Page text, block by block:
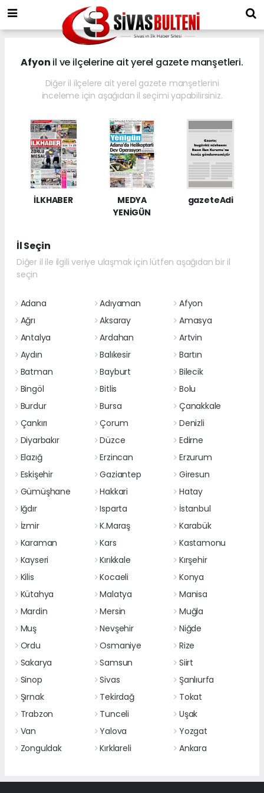
Afyon il ve ilçelerine ait yerel gazete manşetleri.
Diğer il ilçelere ait yerel gazete manşetlerini
inceleme için aşağıdan il seçimi yapabilirsiniz.
İLKHABER
MEDYA
YENİGÜN
gazeteAdi
İl Seçin
Diğer il ile ilgili veriye ulaşmak için lütfen aşağıdan bir il
seçin
Adana Adıyaman
Afyon
Ağrı
Aksaray
Amasya
Antalya
Ardahan
Artvin
Aydın
Balıkesir
Bartın
Batman
Bayburt
Bilecik
Bingöl
Bitlis
Bolu
Burdur
Bursa
Çanakkale
Çankırı
Çorum
Denizli
Diyarbakır
Düzce
Edirne
Elazığ
Erzincan
Erzurum
Eskişehir
Gaziantep
Giresun
Gümüşhane
Hakkari
Hatay
Iğdır
Isparta
İstanbul
İzmir
K.Maraş
Karabük
Karaman
Kars
Kastamonu
Kayseri
Kırıkkale
Kırşehir
Kilis
Kocaeli
Konya
Kütahya
Malatya
Manisa
Mardin
Mersin
Muğla
Muş
Nevşehir
Niğde
Ordu
Osmaniye
Rize
Sakarya
Samsun
Siirt
Sinop
Sivas
Şanlıurfa
Şırnak
Tekirdağ
Tokat
Trabzon
Tunceli
Uşak
Van
Yalova
Yozgat
Zonguldak
Kırklareli Ankara